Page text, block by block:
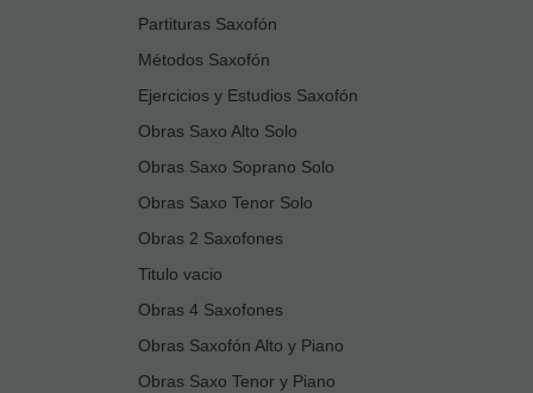
Partituras Saxofón
Métodos Saxofón
Ejercicios y Estudios Saxofón
Obras Saxo Alto Solo
Obras Saxo Soprano Solo
Obras Saxo Tenor Solo
Obras 2 Saxofones
Titulo vacio
Obras 4 Saxofones
Obras Saxofón Alto y Piano
Obras Saxo Tenor y Piano